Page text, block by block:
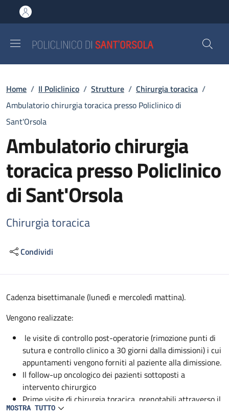
al contenuto principale
to footer content
Briciole di pane
Home / Il Policlinico / Strutture / Chirurgia toracica /
Ambulatorio chirurgia toracica presso Policlinico di
Sant'Orsola
Ambulatorio chirurgia
toracica presso Policlinico
di Sant'Orsola
Chirurgia toracica
Condividi
Descrizione
Cadenza bisettimanale (lunedì e mercoledì mattina).
Vengono realizzate:
le visite di controllo post-operatorie (rimozione punti di
sutura e controllo clinico a 30 giorni dalla dimissioni) i cui
appuntamenti vengono forniti al paziente alla dimissione.
Il follow-up oncologico dei pazienti sottoposti a
intervento chirurgico
Prime visite di chirurgia toracica, prenotabili attraverso il
CUP.
MOSTRA TUTTO